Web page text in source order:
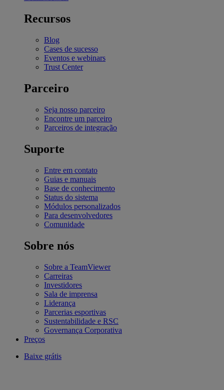
Recursos
Blog
Cases de sucesso
Eventos e webinars
Trust Center
Parceiro
Seja nosso parceiro
Encontre um parceiro
Parceiros de integração
Suporte
Entre em contato
Guias e manuais
Base de conhecimento
Status do sistema
Módulos personalizados
Para desenvolvedores
Comunidade
Sobre nós
Sobre a TeamViewer
Carreiras
Investidores
Sala de imprensa
Liderança
Parcerias esportivas
Sustentabilidade e RSC
Governança Corporativa
Preços
Baixe grátis